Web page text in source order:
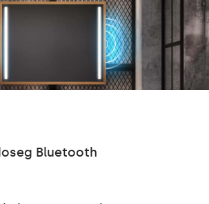
Bluetooth